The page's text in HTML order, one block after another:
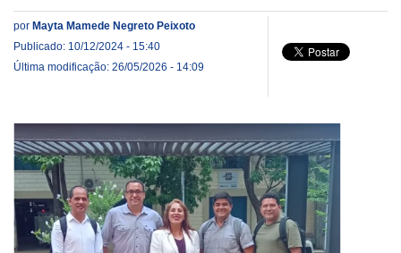
por Mayta Mamede Negreto Peixoto
Publicado: 10/12/2024 - 15:40
Última modificação: 26/05/2026 - 14:09